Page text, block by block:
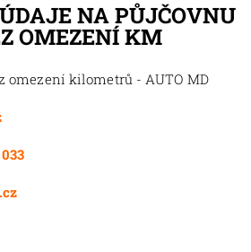
NA PŮJČOVNU
OMEZENÍ KM
omezení kilometrů - AUTO MD